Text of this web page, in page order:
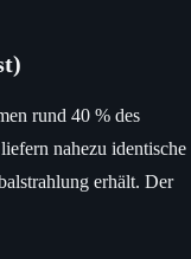
rund 40 % des
nahezu identische
erhält. Der